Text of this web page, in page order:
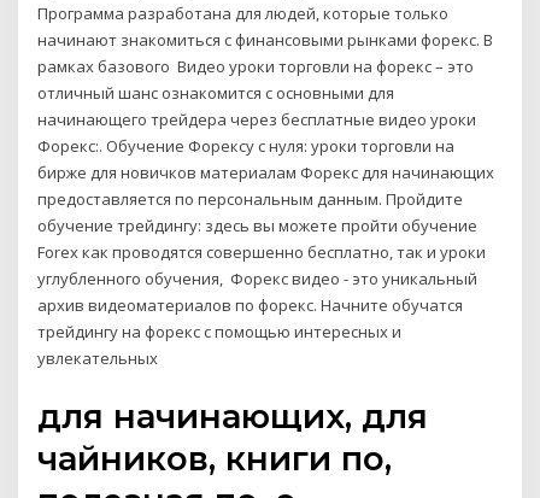
Программа разработана для людей, которые только
начинают знакомиться с финансовыми рынками форекс. В
рамках базового Видео уроки торговли на форекс – это
отличный шанс ознакомится с основными для
начинающего трейдера через бесплатные видео уроки
Форекс:. Обучение Форексу с нуля: уроки торговли на
бирже для новичков материалам Форекс для начинающих
предоставляется по персональным данным. Пройдите
обучение трейдингу: здесь вы можете пройти обучение
Forex как проводятся совершенно бесплатно, так и уроки
углубленного обучения, Форекс видео - это уникальный
архив видеоматериалов по форекс. Начните обучатся
трейдингу на форекс с помощью интересных и
увлекательных
для начинающих, для
чайников, книги по,